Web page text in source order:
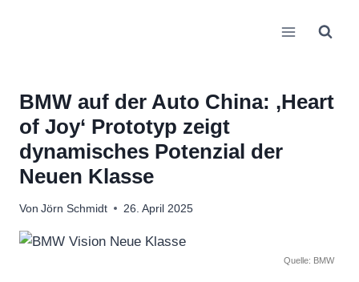
BMW auf der Auto China: ‚Heart
of Joy‘ Prototyp zeigt
dynamisches Potenzial der
Neuen Klasse
Von Jörn Schmidt 26. April 2025
Quelle: BMW